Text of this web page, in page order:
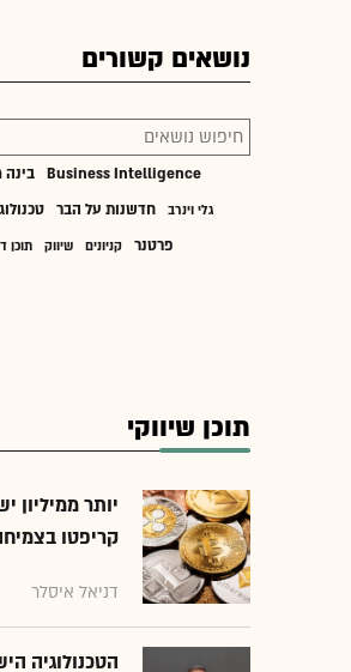
נושאים קשורים
Business Intelligence בינה
גלי וינרב חדשנות על הבר
פרטנר קניונים שיווק תוכן
תוכן שיווקי
יותר ממיליון
קריפטו
דניאל איסלר
הטכנולוגיה